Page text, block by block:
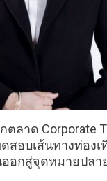
ลาด Corporate
สอบเส้นทางท่องเ
อกสู่จุดหมายปล